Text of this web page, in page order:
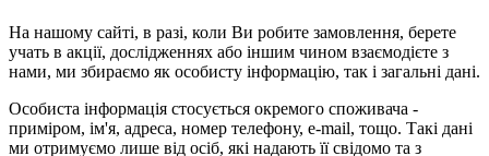
На нашому сайті, в разі, коли Ви робите замовлення, берете
учать в акції, дослідженнях або іншим чином взаємодієте з
нами, ми збираємо як особисту інформацію, так і загальні дані.
Особиста інформація стосується окремого споживача -
приміром, ім'я, адреса, номер телефону, e-mail, тощо. Такі дані
ми отримуємо лише від осіб, які надають її свідомо та з